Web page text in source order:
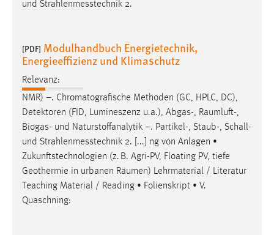
und Strahlenmesstechnik 2.
[PDF] Modulhandbuch Energietechnik,
Energieeffizienz und Klimaschutz
Relevanz:
NMR) –. Chromatografische Methoden (GC, HPLC, DC),
Detektoren (FID, Lumineszenz u.a.), Abgas-, Raumluft-,
Biogas- und Naturstoffanalytik –. Partikel-, Staub-, Schall-
und Strahlenmesstechnik 2. [...] ng von Anlagen •
Zukunftstechnologien (z. B. Agri-PV, Floating PV, tiefe
Geothermie in urbanen Räumen) Lehrmaterial / Literatur
Teaching Material / Reading • Folienskript • V.
Quaschning: